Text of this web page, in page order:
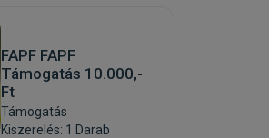
FAPF FAPF
Támogatás 10.000,-
Ft
Támogatás
Kiszerelés: 1 Darab